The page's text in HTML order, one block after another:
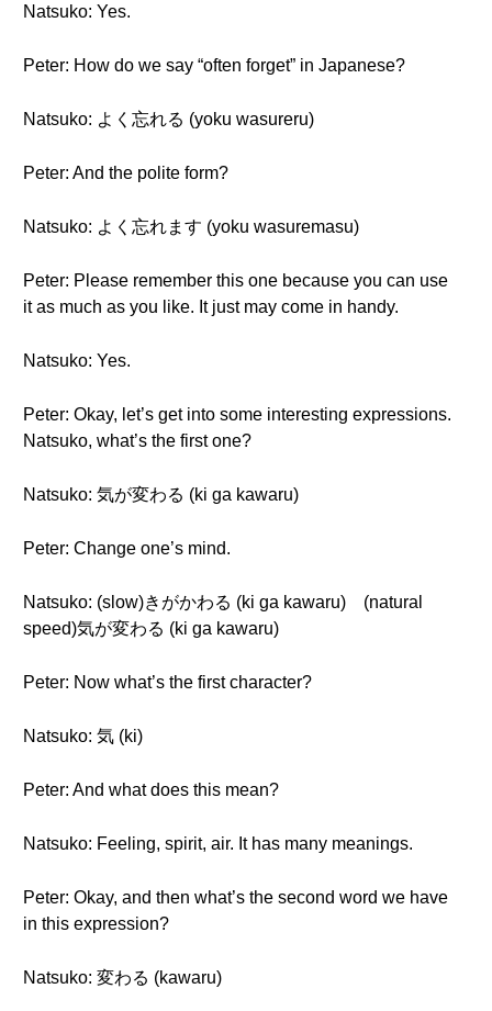
Natsuko: Yes.
Peter: How do we say “often forget” in Japanese?
Natsuko: よく忘れる (yoku wasureru)
Peter: And the polite form?
Natsuko: よく忘れます (yoku wasuremasu)
Peter: Please remember this one because you can use
it as much as you like. It just may come in handy.
Natsuko: Yes.
Peter: Okay, let’s get into some interesting expressions.
Natsuko, what’s the first one?
Natsuko: 気が変わる (ki ga kawaru)
Peter: Change one’s mind.
Natsuko: (slow)きがかわる (ki ga kawaru) (natural
speed)気が変わる (ki ga kawaru)
Peter: Now what’s the first character?
Natsuko: 気 (ki)
Peter: And what does this mean?
Natsuko: Feeling, spirit, air. It has many meanings.
Peter: Okay, and then what’s the second word we have
in this expression?
Natsuko: 変わる (kawaru)